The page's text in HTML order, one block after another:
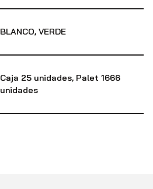
BLANCO, VERDE
Caja 25 unidades, Palet 1666
unidades